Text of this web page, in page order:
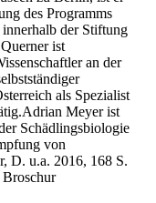
des Programms
der Stiftung
ist
an der
als Spezialist
Meyer ist
Schädlingsbiologie
von
D. u.a. 2016, 168 S.